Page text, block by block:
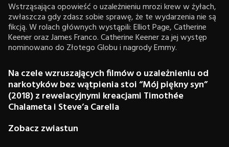
Wstrząsająca opowieść o uzależnieniu mrozi krew w żyłach,
zwłaszcza gdy zdasz sobie sprawę, że te wydarzenia nie są
fikcją. W rolach głównych wystąpili: Elliot Page, Catherine
Keener oraz James Franco. Catherine Keener za jej występ
nominowano do Złotego Globu i nagrody Emmy.
Na czele wzruszających filmów o uzależnieniu od
narkotyków bez wątpienia stoi “Mój piękny syn”
(2018) z rewelacyjnymi kreacjami Timothée
Chalameta i Steve’a Carella
Zobacz zwiastun